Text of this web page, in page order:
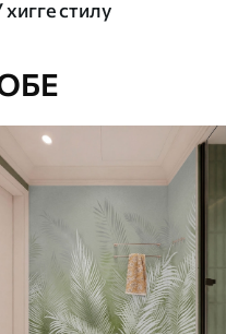
хигге стилу